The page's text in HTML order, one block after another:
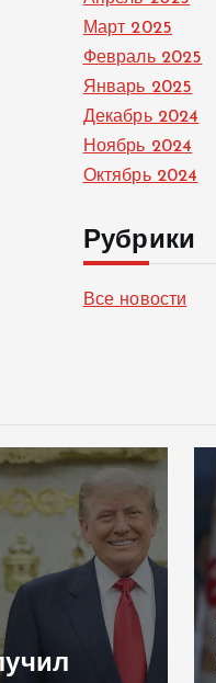
Март 2025
Февраль 2025
Январь 2025
Декабрь 2024
Ноябрь 2024
Октябрь 2024
Рубрики
Все новости